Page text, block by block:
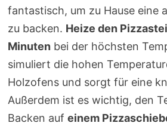
fantastisch, um zu Hause eine
zu backen. Heize den
Minuten bei der höchsten
simuliert die hohen
Holzofens und sorgt für eine
Außerdem ist es wichtig, den
Backen auf einem